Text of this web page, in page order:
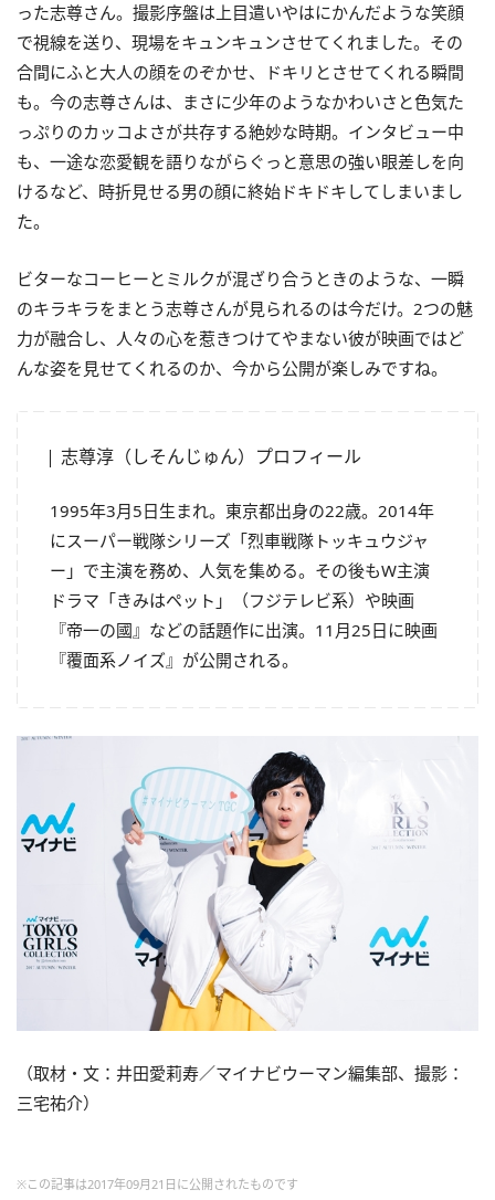
った志尊さん。撮影序盤は上目遣いやはにかんだような笑顔
で視線を送り、現場をキュンキュンさせてくれました。その
合間にふと大人の顔をのぞかせ、ドキリとさせてくれる瞬間
も。今の志尊さんは、まさに少年のようなかわいさと色気た
っぷりのカッコよさが共存する絶妙な時期。インタビュー中
も、一途な恋愛観を語りながらぐっと意思の強い眼差しを向
けるなど、時折見せる男の顔に終始ドキドキしてしまいまし
た。
ビターなコーヒーとミルクが混ざり合うときのような、一瞬
のキラキラをまとう志尊さんが見られるのは今だけ。2つの魅
力が融合し、人々の心を惹きつけてやまない彼が映画ではど
んな姿を見せてくれるのか、今から公開が楽しみですね。
志尊淳（しそんじゅん）プロフィール
1995年3月5日生まれ。東京都出身の22歳。2014年
にスーパー戦隊シリーズ「烈車戦隊トッキュウジャ
ー」で主演を務め、人気を集める。その後もW主演
ドラマ「きみはペット」（フジテレビ系）や映画
『帝一の國』などの話題作に出演。11月25日に映画
『覆面系ノイズ』が公開される。
（取材・文：井田愛莉寿／マイナビウーマン編集部、撮影：
三宅祐介）
※この記事は2017年09月21日に公開されたものです